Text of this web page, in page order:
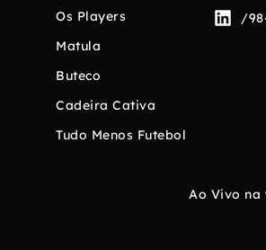
Os Players
Matula
Buteco
Cadeira Cativa
Tudo Menos Futebol
/
Ao Vivo na